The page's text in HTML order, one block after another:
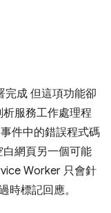
完成 但這項功能卻
服務工作處理程
事件中的錯誤程式碼
網頁另一個可能
Worker 只會針
時標記回應。